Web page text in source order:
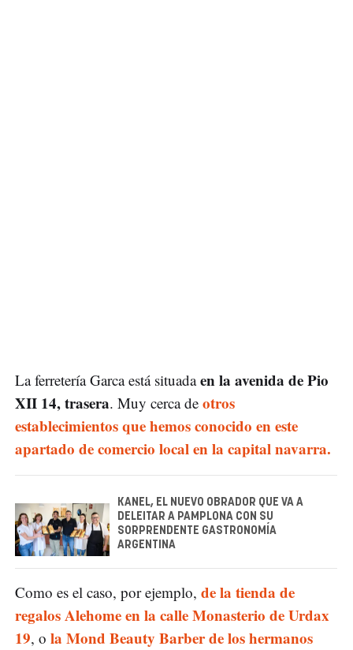
La ferretería Garca está situadaen la avenida de Pio
XII 14, trasera. Muy cerca de otros
establecimientos que hemos conocido en este
apartado de comercio local en la capital navarra.
KANEL, EL NUEVO OBRADOR QUE VA A
DELEITAR A PAMPLONA CON SU
SORPRENDENTE GASTRONOMÍA
ARGENTINA
Como es el caso, por ejemplo, de la tienda de
regalos Alehome en la calle Monasterio de Urdax
19, o la Mond Beauty Barber de los hermanos